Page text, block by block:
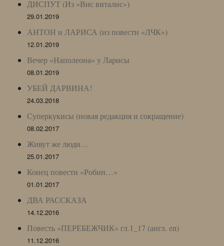
ДИСПУТ (Из «Вис виталис»)
29.01.2019
АНТОН и ЛАРИСА (из повести «ЛЧК»)
12.01.2019
Вечер «Наполеона» у Ларисы
08.01.2019
УБЕЙ ДАРВИНА!
24.03.2018
Суперкукисы (новая редакция и сокращение)
08.02.2017
Живут же люди…
25.01.2017
Конец повести «Робин…»
01.01.2017
ДВА РАССКАЗА
14.12.2016
Повесть «ПЕРЕБЕЖЧИК» гл.1_17 (англ. en)
11.12.2016